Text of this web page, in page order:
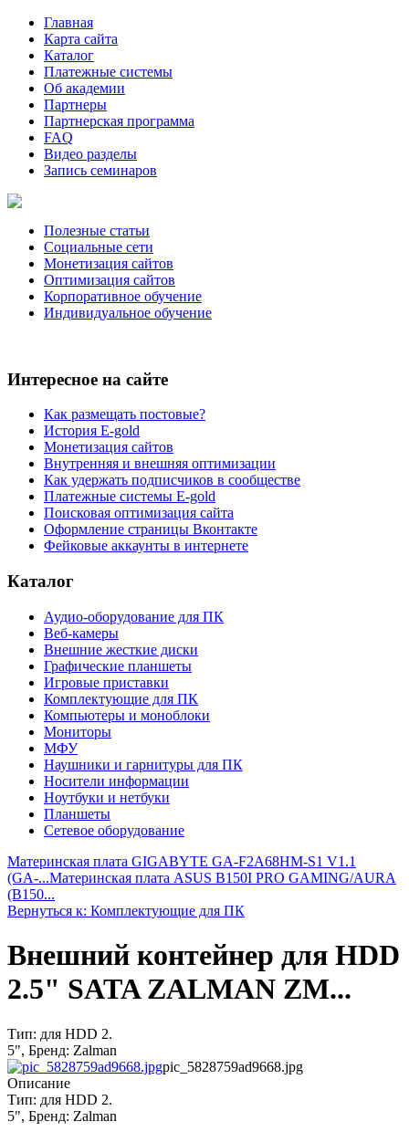
Главная
Карта сайта
Каталог
Платежные системы
Об академии
Партнеры
Партнерская программа
FAQ
Видео разделы
Запись семинаров
Полезные статьи
Социальные сети
Монетизация сайтов
Оптимизация сайтов
Корпоративное обучение
Индивидуальное обучение
Интересное на сайте
Как размещать постовые?
История E-gold
Монетизация сайтов
Внутренняя и внешняя оптимизации
Как удержать подписчиков в сообществе
Платежные системы E-gold
Поисковая оптимизация сайта
Оформление страницы Вконтакте
Фейковые аккаунты в интернете
Каталог
Аудио-оборудование для ПК
Веб-камеры
Внешние жесткие диски
Графические планшеты
Игровые приставки
Комплектующие для ПК
Компьютеры и моноблоки
Мониторы
МФУ
Наушники и гарнитуры для ПК
Носители информации
Ноутбуки и нетбуки
Планшеты
Сетевое оборудование
Материнская плата GIGABYTE GA-F2A68HM-S1 V1.1
(GA-...Материнская плата ASUS B150I PRO GAMING/AURA
(B150...
Вернуться к: Комплектующие для ПК
Внешний контейнер для HDD
2.5" SATA ZALMAN ZM...
Тип: для HDD 2.
5", Бренд: Zalman
pic_5828759ad9668.jpg
Описание
Тип: для HDD 2.
5", Бренд: Zalman